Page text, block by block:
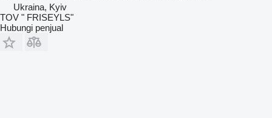
Ukraina, Kyiv
TOV " FRISEYLS"
Hubungi penjual